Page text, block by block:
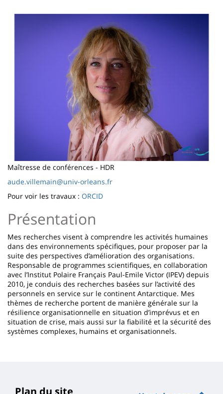
content
Contenu
principale
Image
Maîtresse de conférences - HDR
aude.villemain@univ-orleans.fr
Pour voir les travaux : ORCID
Présentation
Mes recherches visent à comprendre les activités humaines
dans des environnements spécifiques, pour proposer par la
suite des perspectives d’amélioration des organisations.
Responsable de programmes scientifiques, en collaboration
avec l’Institut Polaire Français Paul-Emile Victor (IPEV) depuis
2010, je conduis des recherches basées sur l’activité des
personnels en service sur le continent Antarctique. Mes
thèmes de recherche portent de manière générale sur la
résilience organisationnelle en situation d’imprévus et en
situation de crise, mais aussi sur la fiabilité et la sécurité des
systèmes complexes, humains et organisationnels.
Plan du site